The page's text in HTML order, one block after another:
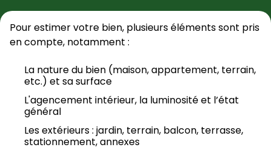
Pour estimer votre bien, plusieurs éléments sont pris
en compte, notamment :
La nature du bien (maison, appartement, terrain,
etc.) et sa surface
L'agencement intérieur, la luminosité et l’état
général
Les extérieurs : jardin, terrain, balcon, terrasse,
stationnement, annexes